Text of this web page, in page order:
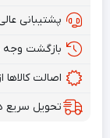
پشتیبانی عالی ۲۴ ساعته، ۷ روز
بازگشت
اصالت کالاها
تحویل سریع